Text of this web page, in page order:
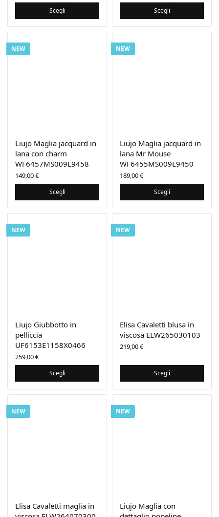
Scegli Scegli
NEW
Liujo Maglia jacquard in
lana con charm
WF6457MS009L9458
149,00€
Scegli
NEW
Liujo Maglia jacquard in
lana Mr Mouse
WF6455MS009L9450
189,00€
Scegli
NEW
Liujo Giubbotto in
pelliccia
UF6153E1158X0466
259,00€
Scegli
NEW
Elisa Cavaletti blusa in
viscosa ELW265030103
219,00€
Scegli
NEW
Elisa Cavaletti maglia in
NEW
Liujo Maglia con